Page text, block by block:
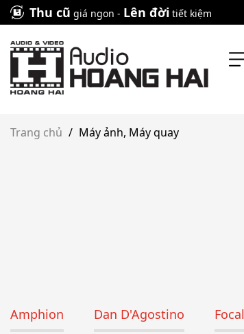
Skip
to
content
Thu cũ giá ngon - Lên đời tiết kiệm
Trang chủ / Máy ảnh, Máy quay
Amphion Dan D'Agostino Focal